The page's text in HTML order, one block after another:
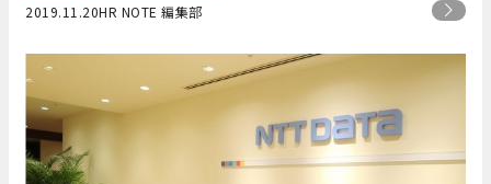
2019.11.20HR NOTE 編集部